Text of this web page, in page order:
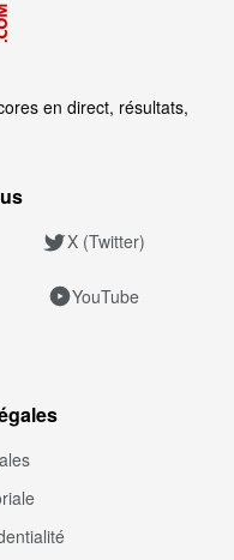
en direct, résultats,
X (Twitter)
YouTube